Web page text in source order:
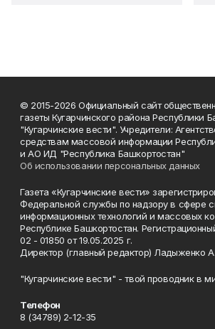
© 2015-2026 Официальный сайт
газеты Кугарчинского района Республики
"Кугарчинские вести". Учредители:
средствам массовой информации
и АО ИД "Республика Башкортостан"
Об использовании персональных данных
Газета «Кугарчинские вести»
Федеральной службы по надзору в сфере
информационных технологий и массовых
Республике Башкортостан.
02 - 01850 от 19.05.2025 г.
Директор (главный редактор) Ладыженко
"Кугарчинские вести" - твой проводник в
Телефон
8 (34789) 2-12-35